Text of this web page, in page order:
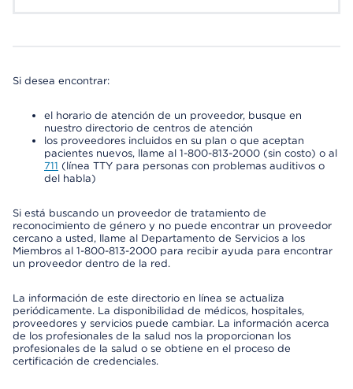
Si desea encontrar:
el horario de atención de un proveedor, busque en
nuestro directorio de centros de atención
los proveedores incluidos en su plan o que aceptan
pacientes nuevos, llame al 1-800-813-2000 (sin costo) o al
711 (línea TTY para personas con problemas auditivos o
del habla)
Si está buscando un proveedor de tratamiento de
reconocimiento de género y no puede encontrar un proveedor
cercano a usted, llame al Departamento de Servicios a los
Miembros al 1-800-813-2000 para recibir ayuda para encontrar
un proveedor dentro de la red.
La información de este directorio en línea se actualiza
periódicamente. La disponibilidad de médicos, hospitales,
proveedores y servicios puede cambiar. La información acerca
de los profesionales de la salud nos la proporcionan los
profesionales de la salud o se obtiene en el proceso de
certificación de credenciales.